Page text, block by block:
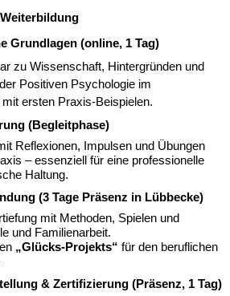
Grundlagen (online, 1 Tag)
zu Wissenschaft, Hintergründen und
Positiven Psychologie im
ersten Praxis-Beispielen.
(Begleitphase)
Reflexionen, Impulsen und Übungen
– essenziell für eine professionelle
Haltung.
(3 Tage Präsenz in Lübbecke)
mit Methoden, Spielen und
und Familienarbeit.
„Glücks-Projekts“ für den beruflichen
& Zertifizierung (Präsenz, 1 Tag)